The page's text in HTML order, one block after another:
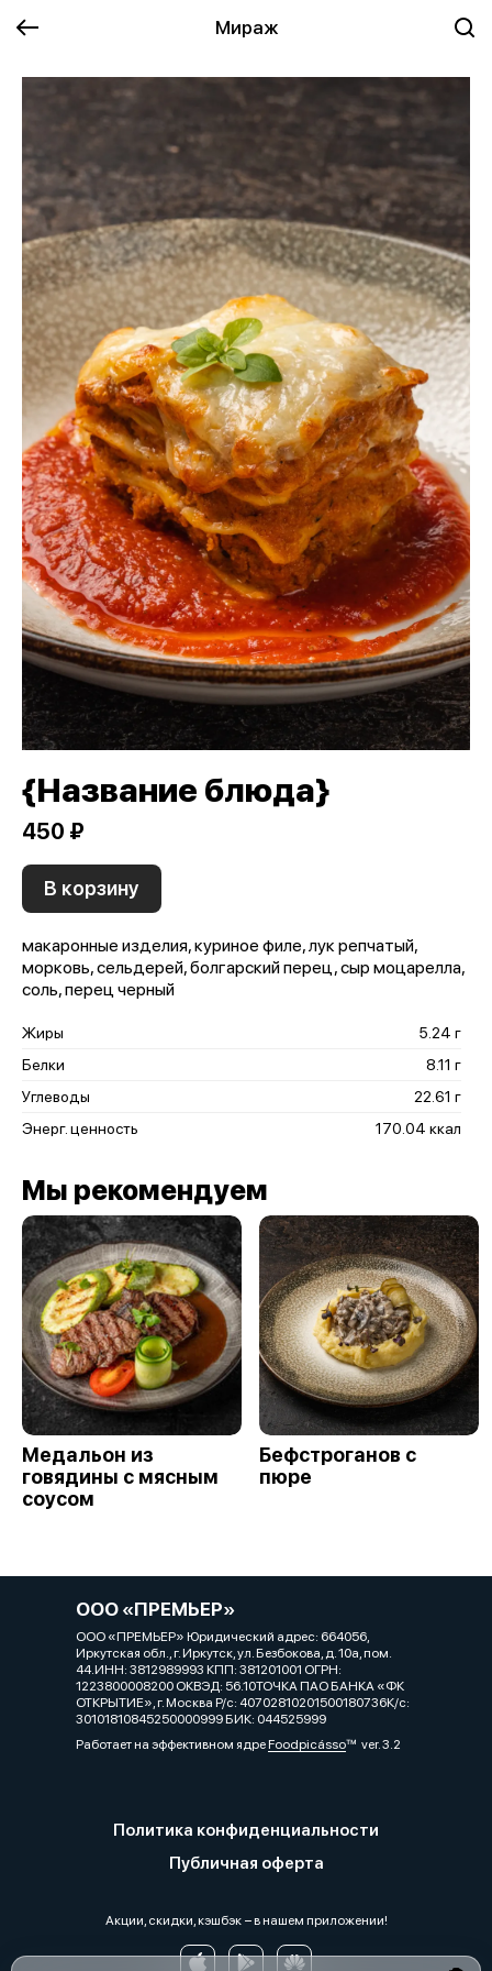
Мираж
{Название блюда}
450 ₽
В корзину
макаронные изделия, куриное филе, лук репчатый,
морковь, сельдерей, болгарский перец, сыр моцарелла,
соль, перец черный
Жиры
5.24 г
Белки
8.11 г
Углеводы
22.61 г
Энерг. ценность
170.04 ккал
Мы рекомендуем
Медальон из
говядины с мясным
соусом
Бефстроганов с
пюре
ООО «ПРЕМЬЕР»
ООО «ПРЕМЬЕР» Юридический адрес: 664056,
Иркутская обл., г. Иркутск, ул. Безбокова, д. 10а, пом.
44.ИНН: 3812989993 КПП: 381201001 ОГРН:
1223800008200 ОКВЭД: 56.10ТОЧКА ПАО БАНКА «ФК
ОТКРЫТИЕ», г. Москва Р/с: 40702810201500180736К/с:
30101810845250000999 БИК: 044525999
Работает на эффективном ядреFoodpicássover. 3.2
Политика конфиденциальности
Публичная оферта
Акции, скидки, кэшбэк − в нашем приложении!